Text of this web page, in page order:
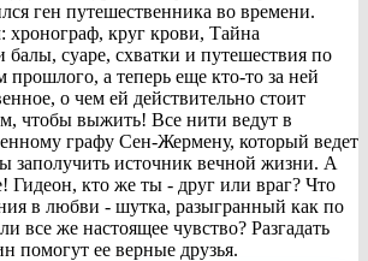
ген путешественника во времени.
хронограф, круг крови, Тайна
балы, суаре, схватки и путешествия по
а теперь еще кто-то за ней
о чем ей действительно стоит
чтобы выжить! Все нити ведут в
графу Сен-Жермену, который ведет
заполучить источник вечной жизни. А
Гидеон, кто же ты - друг или враг? Что
в любви - шутка, разыгранный как по
все же настоящее чувство? Разгадать
помогут ее верные друзья.